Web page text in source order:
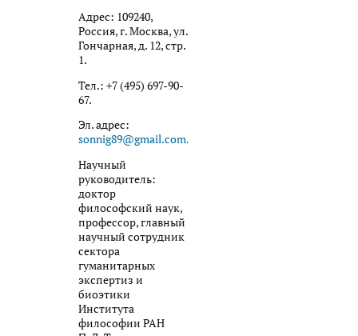
Адрес: 109240,
Россия, г. Москва, ул.
Гончарная, д. 12, стр.
1.
Тел.: +7 (495) 697-90-
67.
Эл. адрес:
sonnig89@gmail.com.
Научный
руководитель:
доктор
философский наук,
профессор, главный
научный сотрудник
сектора
гуманитарных
экспертиз и
биоэтики
Института
философии РАН